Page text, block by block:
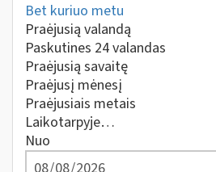
Bet kuriuo metu
Praėjusią valandą
Paskutines 24 valandas
Praėjusią savaitę
Praėjusį mėnesį
Praėjusiais metais
Laikotarpyje…
Nuo